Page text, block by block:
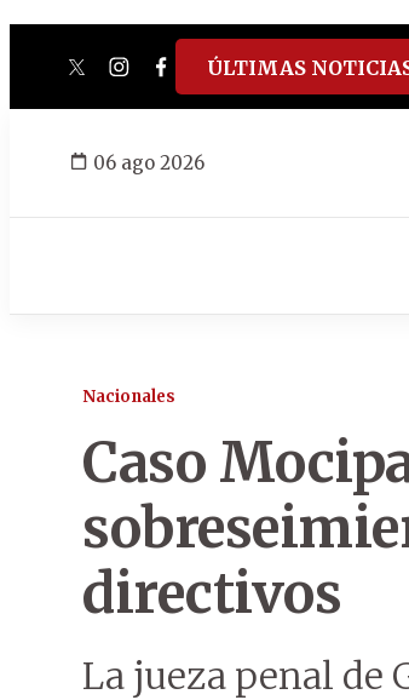
twitterinstagram
facebook
tiktokyoutube
spotify
ÚLTIMAS
06 ago 2026
Nacionales
Caso
directivos
La jueza penal de